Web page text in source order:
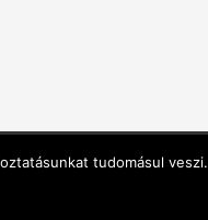
tudomásul veszi.